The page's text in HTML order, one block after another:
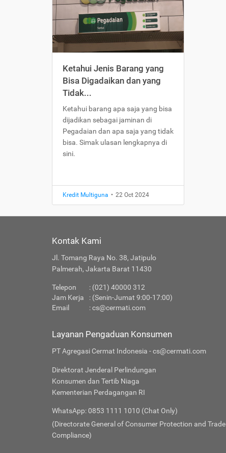
Ketahui Jenis Barang yang
Bisa Digadaikan dan yang
Tidak...
Ketahui barang apa saja yang bisa
dijadikan sebagai jaminan di
Pegadaian dan apa saja yang tidak
bisa. Simak ulasan lengkapnya di
sini.
Kredit Multiguna • 22 Oct 2024
Kontak Kami
Jl. Tomang Raya No. 38, Jatipulo
Palmerah, Jakarta Barat 11430
Telepon
: (021) 40000 312
Jam Kerja
: (Senin-Jumat 9:00-17:00)
Email
:cs@cermati.com
Layanan Pengaduan Konsumen
PT Agregasi Cermat Indonesia - cs@cermati.com
Direktorat Jenderal Perlindungan
Konsumen dan Tertib Niaga
Kementerian Perdagangan RI
WhatsApp: 0853 1111 1010 (Chat Only)
(Directorate General of Consumer Protection and Trade
Compliance)